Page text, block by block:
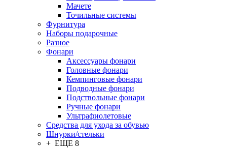
Мачете
Точильные системы
Фурнитура
Наборы подарочные
Разное
Фонари
Аксессуары фонари
Головные фонари
Кемпинговые фонари
Подводные фонари
Подствольные фонари
Ручные фонари
Ультрафиолетовые
Средства для ухода за обувью
Шнурки/стельки
+ ЕЩЕ 8